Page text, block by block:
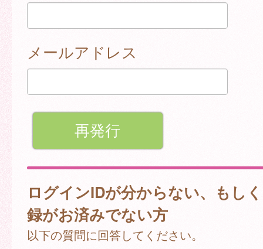
メールアドレス
ログインIDが分からない、もし
録がお済みでない方
以下の質問に回答してください。